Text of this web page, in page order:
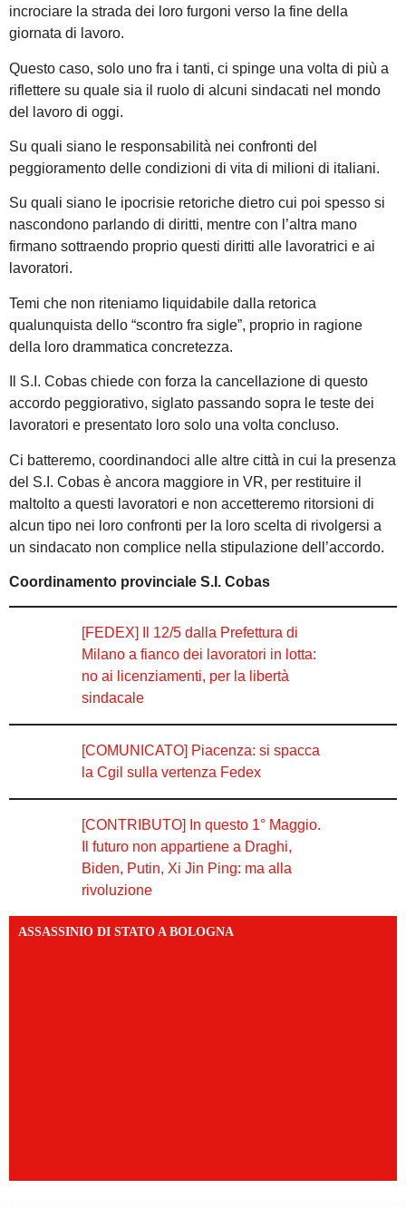
incrociare la strada dei loro furgoni verso la fine della
giornata di lavoro.
Questo caso, solo uno fra i tanti, ci spinge una volta di più a
riflettere su quale sia il ruolo di alcuni sindacati nel mondo
del lavoro di oggi.
Su quali siano le responsabilità nei confronti del
peggioramento delle condizioni di vita di milioni di italiani.
Su quali siano le ipocrisie retoriche dietro cui poi spesso si
nascondono parlando di diritti, mentre con l’altra mano
firmano sottraendo proprio questi diritti alle lavoratrici e ai
lavoratori.
Temi che non riteniamo liquidabile dalla retorica
qualunquista dello “scontro fra sigle”, proprio in ragione
della loro drammatica concretezza.
Il S.I. Cobas chiede con forza la cancellazione di questo
accordo peggiorativo, siglato passando sopra le teste dei
lavoratori e presentato loro solo una volta concluso.
Ci batteremo, coordinandoci alle altre città in cui la presenza
del S.I. Cobas è ancora maggiore in VR, per restituire il
maltolto a questi lavoratori e non accetteremo ritorsioni di
alcun tipo nei loro confronti per la loro scelta di rivolgersi a
un sindacato non complice nella stipulazione dell’accordo.
Coordinamento provinciale S.I. Cobas
[FEDEX] Il 12/5 dalla Prefettura di
Milano a fianco dei lavoratori in lotta:
no ai licenziamenti, per la libertà
sindacale
[COMUNICATO] Piacenza: si spacca
la Cgil sulla vertenza Fedex
[CONTRIBUTO] In questo 1° Maggio.
Il futuro non appartiene a Draghi,
Biden, Putin, Xi Jin Ping: ma alla
rivoluzione
ASSASSINIO DI STATO A BOLOGNA